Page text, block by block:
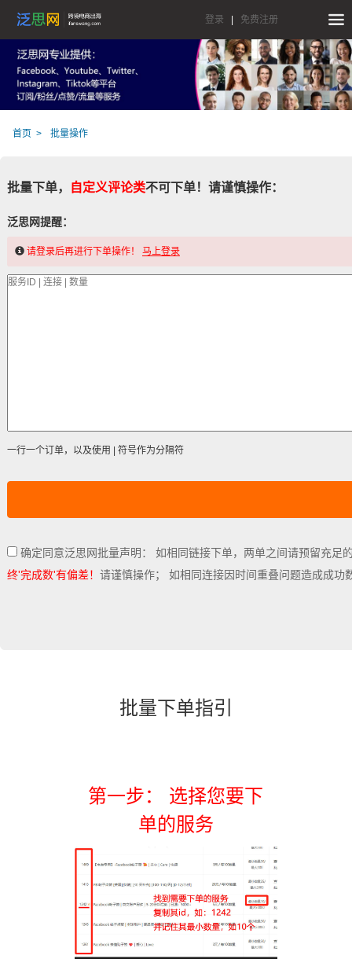
登录 免费注册
首页 批量操作
批量下单， 自定义评论类不可下单！请谨慎操作：
泛思网提醒：
请登录后再进行下单操作！ 马上登录
一行一个订单，以及使用 | 符号作为分隔符
确定同意泛思网批量声明： 如相同链接下单，两单之间请预留充
终'完成数'有偏差！ 请谨慎操作； 如相同连接因时间重叠问题造成成
批量下单指引
第一步： 选择您要下
单的服务